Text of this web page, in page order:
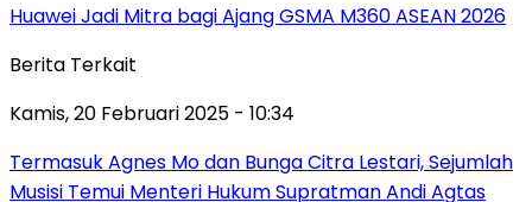
Huawei Jadi Mitra bagi Ajang GSMA M360 ASEAN 2026
Berita Terkait
Kamis, 20 Februari 2025 - 10:34
Termasuk Agnes Mo dan Bunga Citra Lestari, Sejumlah
Musisi Temui Menteri Hukum Supratman Andi Agtas